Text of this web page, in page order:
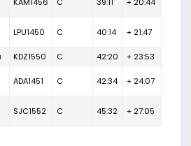
LPU1450 C 40:14 + 21:47
KDZ1550 C 42:20 + 23:53
ADA1451 C 42:34 + 24:07
SJC1552 C 45:32 + 27:05